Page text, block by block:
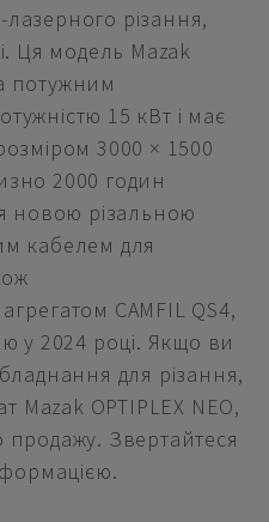
різання,
Ця модель Mazak
потужним
15 кВт і має
3000 × 1500
2000 годин
новою різальною
кабелем для
CAMFIL QS4,
у 2024 році. Якщо ви
для різання,
Mazak OPTIPLEX NEO,
Звертайтеся